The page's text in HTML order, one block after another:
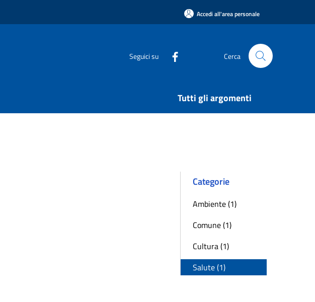
Accedi all'area personale
Seguici su Cerca
Tutti gli argomenti
Categorie
Ambiente (1)
Comune (1)
Cultura (1)
Salute (1)